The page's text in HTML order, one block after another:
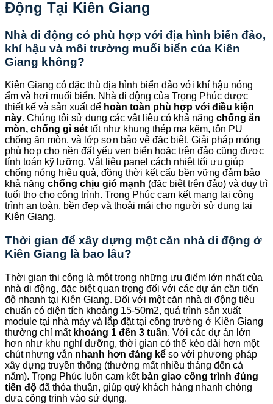
Động Tại Kiên Giang
Nhà di động có phù hợp với địa hình biển đảo,
khí hậu và môi trường muối biển của Kiên
Giang không?
Kiên Giang có đặc thù địa hình biển đảo với khí hậu nóng
ẩm và hơi muối biển. Nhà di động của Trọng Phúc được
thiết kế và sản xuất để hoàn toàn phù hợp với điều kiện
này. Chúng tôi sử dụng các vật liệu có khả năng chống ăn
mòn, chống gỉ sét tốt như khung thép mạ kẽm, tôn PU
chống ăn mòn, và lớp sơn bảo vệ đặc biệt. Giải pháp móng
phù hợp cho nền đất yếu ven biển hoặc trên đảo cũng được
tính toán kỹ lưỡng. Vật liệu panel cách nhiệt tối ưu giúp
chống nóng hiệu quả, đồng thời kết cấu bền vững đảm bảo
khả năng chống chịu gió mạnh (đặc biệt trên đảo) và duy trì
tuổi thọ cho công trình. Trọng Phúc cam kết mang lại công
trình an toàn, bền đẹp và thoải mái cho người sử dụng tại
Kiên Giang.
Thời gian để xây dựng một căn nhà di động ở
Kiên Giang là bao lâu?
Thời gian thi công là một trong những ưu điểm lớn nhất của
nhà di động, đặc biệt quan trọng đối với các dự án cần tiến
độ nhanh tại Kiên Giang. Đối với một căn nhà di động tiêu
chuẩn có diện tích khoảng 15-50m2, quá trình sản xuất
module tại nhà máy và lắp đặt tại công trường ở Kiên Giang
thường chỉ mất khoảng 1 đến 3 tuần. Với các dự án lớn
hơn như khu nghỉ dưỡng, thời gian có thể kéo dài hơn một
chút nhưng vẫn nhanh hơn đáng kể so với phương pháp
xây dựng truyền thống (thường mất nhiều tháng đến cả
năm). Trọng Phúc luôn cam kết bàn giao công trình đúng
tiến độ đã thỏa thuận, giúp quý khách hàng nhanh chóng
đưa công trình vào sử dụng.